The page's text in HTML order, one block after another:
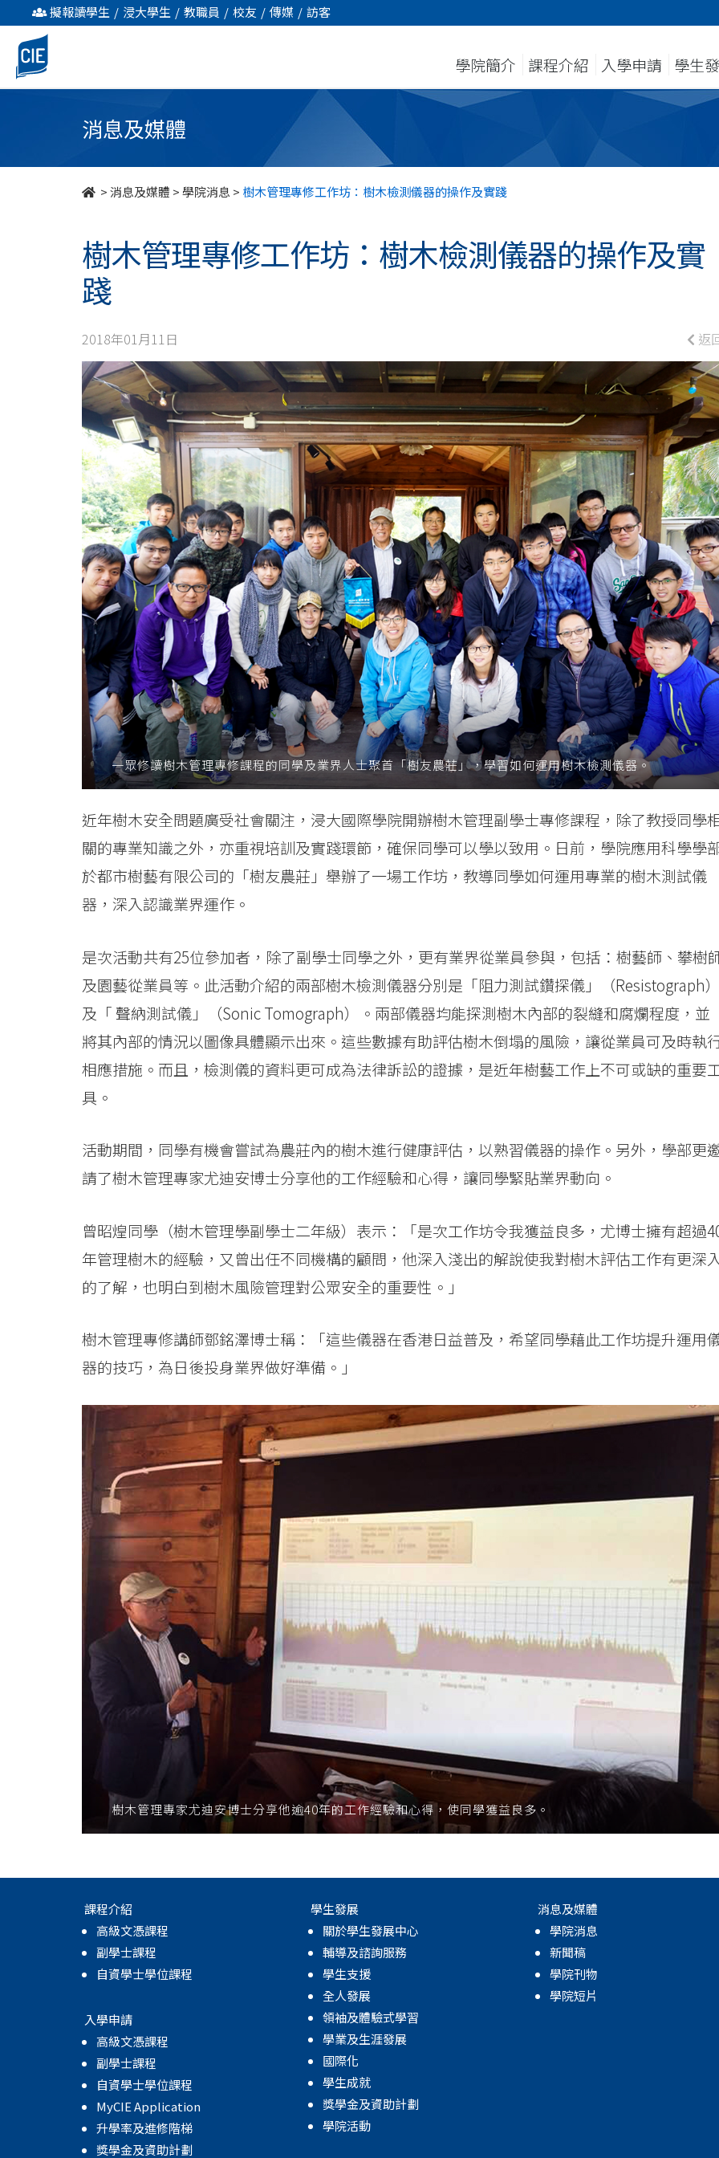
樹
木
管
擬報讀學生 / 浸大學生 / 教職員 / 校友 / 傳媒 / 訪客
學院簡介 課程介紹 入學申請 學生
消息及媒體
>消息及媒體 >學院消息 > 樹木管理專修工作坊：樹木檢測儀器的操作及實踐
樹木管理專修工作坊：樹木檢測儀器的操作及實
踐
2018年01月11日 返
一眾修讀樹木管理專修課程的同學及業界人士聚首「樹友農莊」，學習如何運用樹木檢測儀器。
近年樹木安全問題廣受社會關注，浸大國際學院開辦樹木管理副學士專修課程，除了教授同學
關的專業知識之外，亦重視培訓及實踐環節，確保同學可以學以致用。日前，學院應用科學學
於都市樹藝有限公司的「樹友農莊」舉辦了一場工作坊，教導同學如何運用專業的樹木測試儀
器，深入認識業界運作。
是次活動共有25位參加者，除了副學士同學之外，更有業界從業員參與，包括：樹藝師、攀樹
及園藝從業員等。此活動介紹的兩部樹木檢測儀器分別是「阻力測試鑽探儀」（Resistograph）
及「 聲納測試儀」（Sonic Tomograph）。兩部儀器均能探測樹木內部的裂縫和腐爛程度，並
將其內部的情況以圖像具體顯示出來。這些數據有助評估樹木倒塌的風險，讓從業員可及時執
相應措施。而且，檢測儀的資料更可成為法律訴訟的證據，是近年樹藝工作上不可或缺的重要
具。
活動期間，同學有機會嘗試為農莊內的樹木進行健康評估，以熟習儀器的操作。另外，學部更
請了樹木管理專家尤迪安博士分享他的工作經驗和心得，讓同學緊貼業界動向。
曾昭煌同學（樹木管理學副學士二年級）表示：「是次工作坊令我獲益良多，尤博士擁有超過
年管理樹木的經驗，又曾出任不同機構的顧問，他深入淺出的解說使我對樹木評估工作有更深入
的了解，也明白到樹木風險管理對公眾安全的重要性。」
樹木管理專修講師鄧銘澤博士稱：「這些儀器在香港日益普及，希望同學藉此工作坊提升運用
器的技巧，為日後投身業界做好準備。」
樹木管理專家尤迪安博士分享他逾40年的工作經驗和心得，使同學獲益良多。
課程介紹
高級文憑課程
副學士課程
自資學士學位課程
入學申請
高級文憑課程
副學士課程
自資學士學位課程
MyCIE Application
升學率及進修階梯
獎學金及資助計劃
學生發展
關於學生發展中心
輔導及諮詢服務
學生支援
全人發展
領袖及體驗式學習
學業及生涯發展
國際化
學生成就
獎學金及資助計劃
學院活動
消息及媒體
學院消息
新聞稿
學院刊物
學院短片